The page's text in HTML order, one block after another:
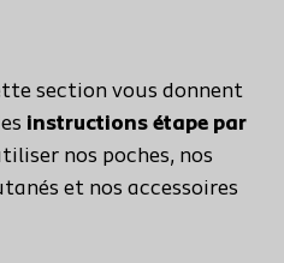
section vous donnent
instructions étape par
nos poches, nos
et nos accessoires